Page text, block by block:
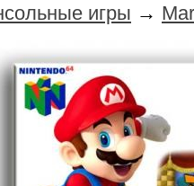
игры →